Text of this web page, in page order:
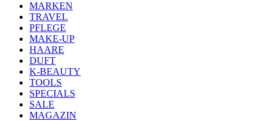
MARKEN
TRAVEL
PFLEGE
MAKE-UP
HAARE
DUFT
K-BEAUTY
TOOLS
SPECIALS
SALE
MAGAZIN